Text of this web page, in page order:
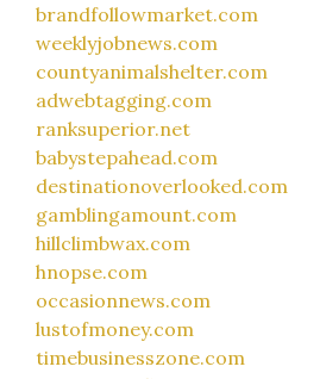
brandfollowmarket.com
weeklyjobnews.com
countyanimalshelter.com
adwebtagging.com
ranksuperior.net
babystepahead.com
destinationoverlooked.com
gamblingamount.com
hillclimbwax.com
hnopse.com
occasionnews.com
lustofmoney.com
timebusinesszone.com